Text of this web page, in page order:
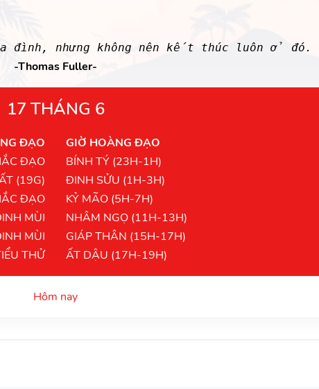
đình, nhưng không nên kết thúc luôn ở đó.
-Thomas Fuller-
17 THÁNG 6
ĐẠO
ĐẠO
(19G)
ĐẠO
MÙI
MÙI
THỬ
GIỜ HOÀNG ĐẠO
BÍNH TÝ (23H-1H)
ĐINH SỬU (1H-3H)
KỶ MÃO (5H-7H)
NHÂM NGỌ (11H-13H)
GIÁP THÂN (15H-17H)
ẤT DẬU (17H-19H)
Hôm nay